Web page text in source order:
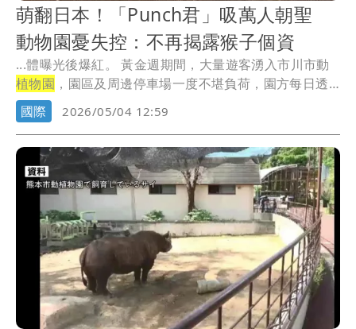
萌翻日本！「Punch君」吸萬人朝聖
動物園憂失控：不再揭露猴子個資
...體曝光後爆紅。 黃金週期間，大量遊客湧入市川市動
植物園 ，園區及周邊停車場一度不堪負荷，園方每日透
過...
國際 2026/05/04 12:59